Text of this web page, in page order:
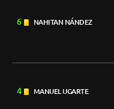
6 NAHITAN NÁNDEZ
4 MANUEL UGARTE